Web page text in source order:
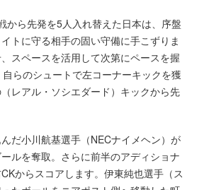
から先発を5人入れ替えた日本は、序盤
トに守る相手の固い守備に手こずりま
スペースを活用して次第にペースを握
らのシュートで左コーナーキックを獲
レアル・ソシエダード）キックから先
だ小川航基選手（NECナイメヘン）が
ルを奪取。さらに前半のアディショナ
からスコアします。伊東純也選手（ス